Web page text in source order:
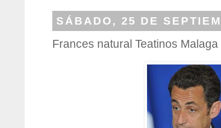
SÁBADO, 25 DE
Frances natural Teatinos Malaga